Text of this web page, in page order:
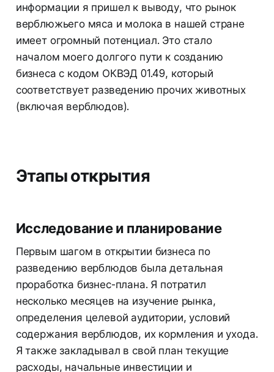
информации я пришел к выводу, что рынок
верблюжьего мяса и молока в нашей стране
имеет огромный потенциал. Это стало
началом моего долгого пути к созданию
бизнеса с кодом ОКВЭД 01.49, который
соответствует разведению прочих животных
(включая верблюдов).
Этапы открытия
Исследование и планирование
Первым шагом в открытии бизнеса по
разведению верблюдов была детальная
проработка бизнес-плана. Я потратил
несколько месяцев на изучение рынка,
определения целевой аудитории, условий
содержания верблюдов, их кормления и ухода.
Я также закладывал в свой план текущие
расходы, начальные инвестиции и